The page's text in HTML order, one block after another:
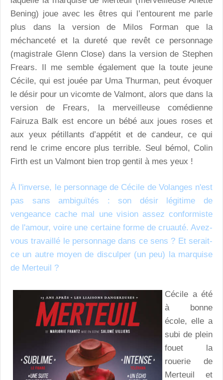
Bening) joue avec les êtres qui l’entourent me parle
plus dans la version de Milos Forman que la
méchanceté et la dureté que revêt ce personnage
(magistrale Glenn Close) dans la version de Stephen
Frears. Il me semble également que la toute jeune
Cécile, qui est jouée par Uma Thurman, peut évoquer
le désir pour un vicomte de Valmont, alors que dans la
version de Frears, la merveilleuse comédienne
Fairuza Balk est encore un bébé aux joues roses et
aux yeux pétillants d’appétit et de candeur, ce qui
rend le crime encore plus terrible. Seul bémol, Colin
Firth est un Valmont bien trop gentil à mes yeux !
À l'inverse, le personnage de Cécile de Volanges n'est
pas sans ambiguïtés : son désir légitime de
vengeance cache mal une vision assez conformiste
de l'amour, voire une certaine forme de cruauté. Avez-
vous travaillé le personnage dans ce sens ? Et serait-
ce un autre moyen de disculper (un peu) la marquise
de Merteuil ?
Cécile a été
à bonne
école, elle a
subi de plein
fouet la
rouerie de
Merteuil et